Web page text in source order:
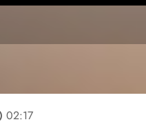
02:17